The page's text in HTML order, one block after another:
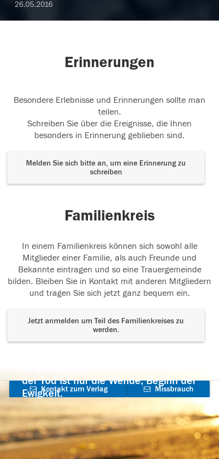
26.05.2016
Erinnerungen
Besondere Erlebnisse und Erinnerungen sollte man
teilen.
Schreiben Sie über die Ereignisse, die Ihnen
besonders in Erinnerung geblieben sind.
Melden Sie sich bitte an, um eine Erinnerung zu
schreiben
Familienkreis
In einem Familienkreis können sich sowohl alle
Mitglieder einer Familie, als auch Freunde und
Bekannte eintragen und so eine Trauergemeinde
bilden. Bleiben Sie in Kontakt mit anderen Mitgliedern
und tragen Sie sich jetzt ganz bequem ein.
Jetzt anmelden um Teil des Familienkreises zu
werden.
der Tod ist nur die Wende, Beginn der
Ewigkeit.
Kontakt zum Verlag
aufnehmen
Missbrauch